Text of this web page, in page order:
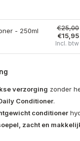
- 250ml
€25,00
€15,95
Incl. btw
verzorging zonder
Conditioner.
conditioner
zacht en